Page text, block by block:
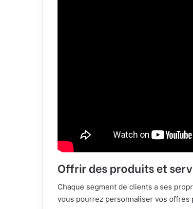
Offrir des produits et
Chaque segment de clients a ses
vous pourrez personnaliser vos offres